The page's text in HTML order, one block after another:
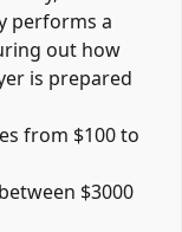
performs a
out how
is prepared
from $100 to
$3000